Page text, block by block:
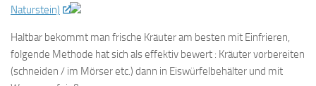
Naturstein)
Haltbar bekommt man frische Kräuter am besten mit Einfrieren,
folgende Methode hat sich als effektiv bewert : Kräuter vorbereiten
(schneiden / im Mörser etc.) dann in Eiswürfelbehälter und mit